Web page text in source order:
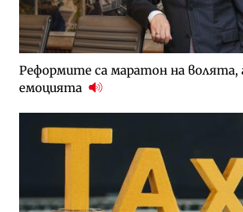
Реформите са маратон на волята,
емоцията